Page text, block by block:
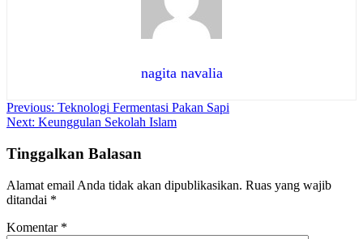
nagita navalia
Navigasi
pos
Previous: Teknologi Fermentasi Pakan Sapi
Next: Keunggulan Sekolah Islam
Tinggalkan Balasan
Alamat email Anda tidak akan dipublikasikan. Ruas yang wajib
ditandai *
Komentar *